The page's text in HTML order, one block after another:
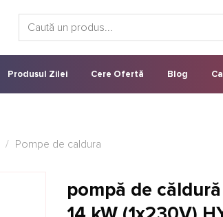
Produsul Zilei Cere Ofertă Blog
/ Pompe de caldura
pompă de